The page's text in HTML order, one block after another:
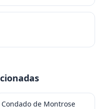
Condado de Montrose